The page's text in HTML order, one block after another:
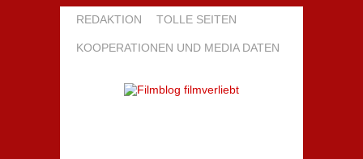
REDAKTION TOLLE SEITEN
KOOPERATIONEN UND MEDIA DATEN